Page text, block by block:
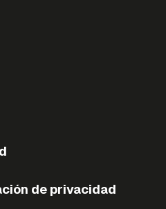
de privacidad